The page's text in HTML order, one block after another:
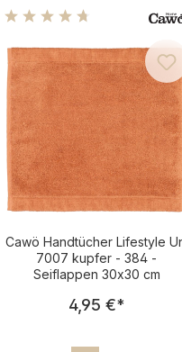
Durchschnittliche
Cawö Handtücher Lifestyle
7007 kupfer - 384 -
Seiflappen 30x30 cm
Regulärer
4,95 €*